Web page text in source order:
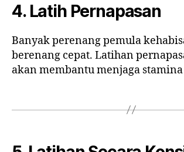
4. Latih Pernapasan
Banyak perenang pemula
berenang cepat. Latihan
akan membantu menjaga